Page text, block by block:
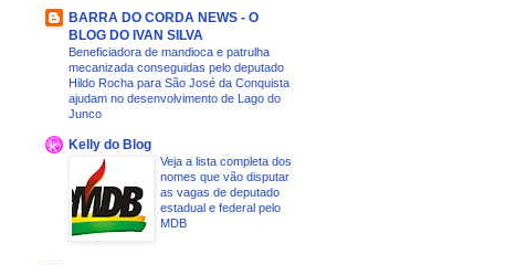
BARRA DO CORDA NEWS - O
BLOG DO IVAN SILVA
Beneficiadora de mandioca e patrulha
mecanizada conseguidas pelo deputado
Hildo Rocha para São José da Conquista
ajudam no desenvolvimento de Lago do
Junco
Kelly do Blog
Veja a lista completa dos
nomes que vão disputar
as vagas de deputado
estadual e federal pelo
MDB